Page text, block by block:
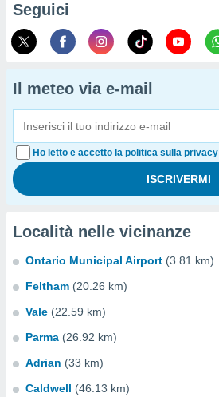
Seguici
Il meteo via e-mail
Ho letto e accetto la politica sulla privacy
Località nelle vicinanze
Ontario Municipal Airport (3.81 km)
Feltham (20.26 km)
Vale (22.59 km)
Parma (26.92 km)
Adrian (33 km)
Caldwell (46.13 km)